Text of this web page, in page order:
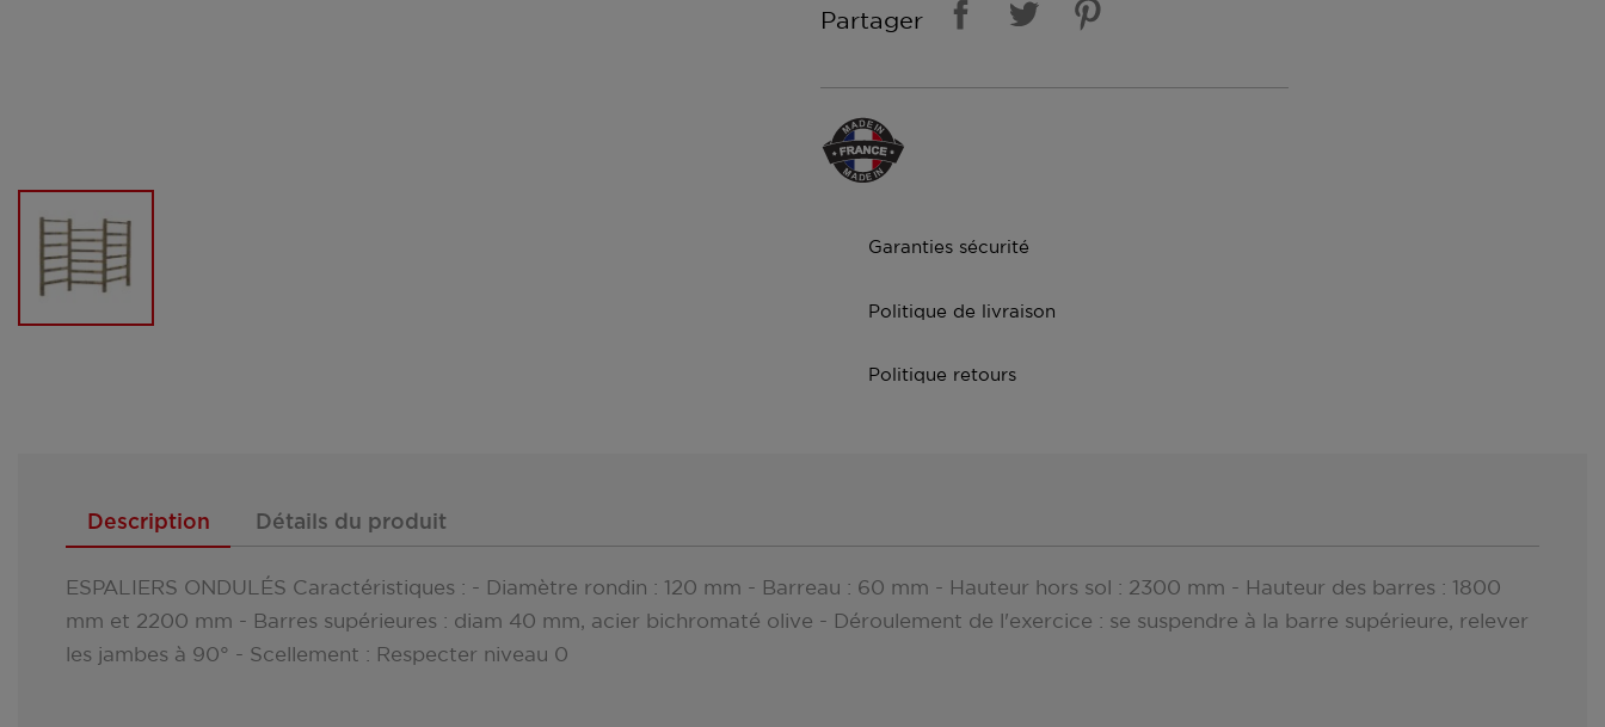
Partager
Garanties sécurité
Politique de livraison
Politique retours
Description Détails du produit
ESPALIERS ONDULÉS Caractéristiques : - Diamètre rondin : 120 mm - Barreau : 60 mm - Hauteur hors sol : 2300 mm - Hauteur des barres : 1800
mm et 2200 mm - Barres supérieures : diam 40 mm, acier bichromaté olive - Déroulement de l'exercice : se suspendre à la barre supérieure, relever
les jambes à 90° - Scellement : Respecter niveau 0